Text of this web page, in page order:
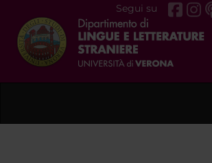
Segui su